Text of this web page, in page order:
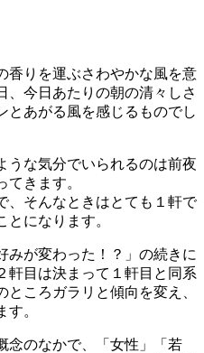
香りを運ぶさわやかな風を意
、今日あたりの朝の清々しさ
とあがる風を感じるものでし
うな気分でいられるのは前夜
きます。
、そんなときはとても１軒で
になります。
みが変わった！？」の続きに
軒目は決まって１軒目と同系
ころガラリと傾向を変え、
。
念のなかで、「女性」「若